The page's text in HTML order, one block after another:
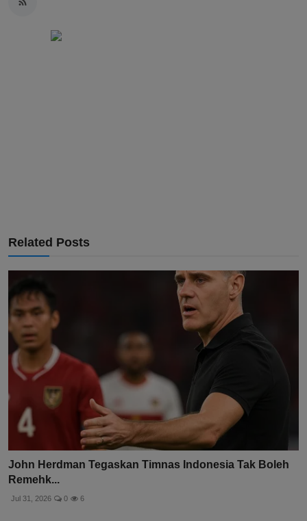
Related Posts
John Herdman Tegaskan Timnas Indonesia Tak Boleh
Remehk...
Jul 31, 2026 0 6